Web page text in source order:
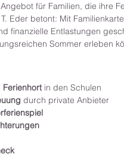
für Familien, die ihre
Eder betont: Mit
finanzielle Entlastungen
Sommer erleben
Ferienhort in den Schulen
durch private Anbieter